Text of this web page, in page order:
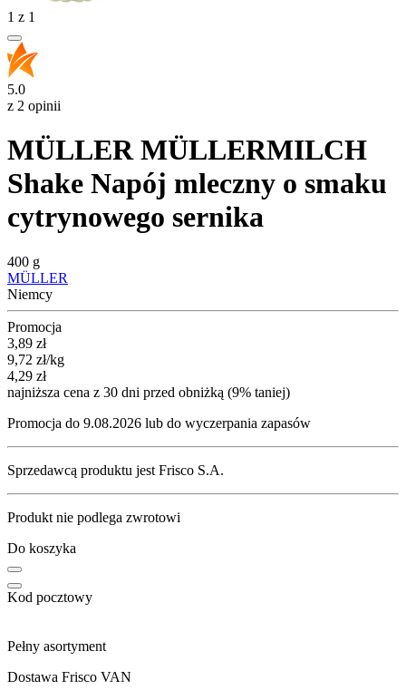
1 z 1
5.0
z 2 opinii
MÜLLER MÜLLERMILCH
Shake Napój mleczny o smaku
cytrynowego sernika
400 g
MÜLLER
Niemcy
Promocja
Cena promocyjna
3,89 zł
9,72 zł/kg
4,29 zł
najniższa cena z 30 dni przed obniżką (9% taniej)
Promocja do 9.08.2026 lub do wyczerpania zapasów
Sprzedawcą produktu jest Frisco S.A.
Produkt nie podlega zwrotowi
Do koszyka
Kod pocztowy
Pełny asortyment
Dostawa Frisco VAN